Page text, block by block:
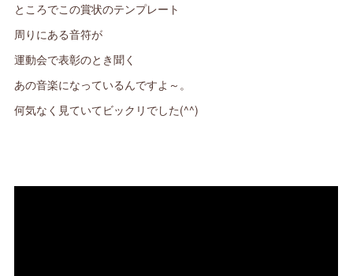
ところでこの賞状のテンプレート
周りにある音符が
運動会で表彰のとき聞く
あの音楽になっているんですよ～。
何気なく見ていてビックリでした(^^)